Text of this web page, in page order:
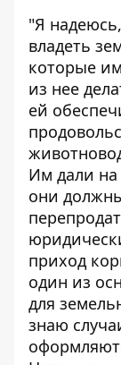
"Я
владеть
которые
из нее
ей
Им дали на
они
приход
один из
для
знаю